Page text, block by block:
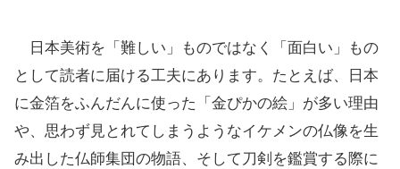
日本美術を「難しい」ものではなく「面白い」もの
として読者に届ける工夫にあります。たとえば、日本
に金箔をふんだんに使った「金ぴかの絵」が多い理由
や、思わず見とれてしまうようなイケメンの仏像を生
み出した仏師集団の物語、そして刀剣を鑑賞する際に